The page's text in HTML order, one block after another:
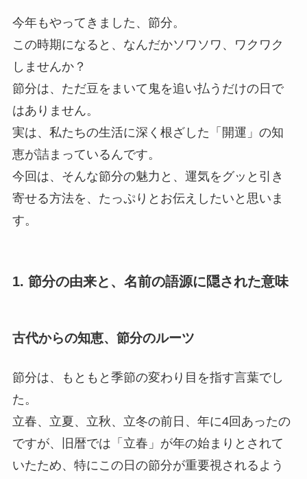
今年もやってきました、節分。
この時期になると、なんだかソワソワ、ワクワク
しませんか？
節分は、ただ豆をまいて鬼を追い払うだけの日で
はありません。
実は、私たちの生活に深く根ざした「開運」の知
恵が詰まっているんです。
今回は、そんな節分の魅力と、運気をグッと引き
寄せる方法を、たっぷりとお伝えしたいと思いま
す。
1. 節分の由来と、名前の語源に隠された意味
古代からの知恵、節分のルーツ
節分は、もともと季節の変わり目を指す言葉でし
た。
立春、立夏、立秋、立冬の前日、年に4回あったの
ですが、旧暦では「立春」が年の始まりとされて
いたため、特にこの日の節分が重要視されるよう